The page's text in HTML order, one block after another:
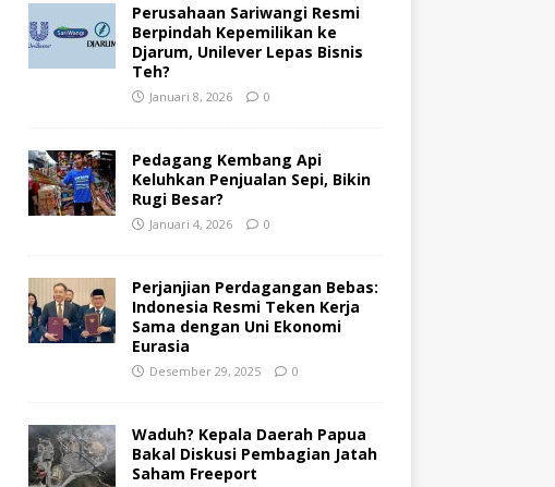
Perusahaan Sariwangi Resmi
Berpindah Kepemilikan ke
Djarum, Unilever Lepas Bisnis
Teh?
Januari 8, 2026 0
Pedagang Kembang Api
Keluhkan Penjualan Sepi, Bikin
Rugi Besar?
Januari 4, 2026 0
Perjanjian Perdagangan Bebas:
Indonesia Resmi Teken Kerja
Sama dengan Uni Ekonomi
Eurasia
Desember 29, 2025 0
Waduh? Kepala Daerah Papua
Bakal Diskusi Pembagian Jatah
Saham Freeport